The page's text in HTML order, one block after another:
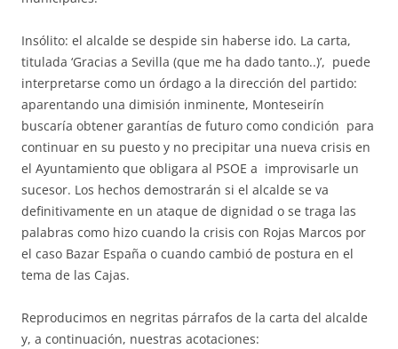
Insólito: el alcalde se despide sin haberse ido. La carta,
titulada ‘Gracias a Sevilla (que me ha dado tanto..)’, puede
interpretarse como un órdago a la dirección del partido:
aparentando una dimisión inminente, Monteseirín
buscaría obtener garantías de futuro como condición para
continuar en su puesto y no precipitar una nueva crisis en
el Ayuntamiento que obligara al PSOE a improvisarle un
sucesor. Los hechos demostrarán si el alcalde se va
definitivamente en un ataque de dignidad o se traga las
palabras como hizo cuando la crisis con Rojas Marcos por
el caso Bazar España o cuando cambió de postura en el
tema de las Cajas.
Reproducimos en negritas párrafos de la carta del alcalde
y, a continuación, nuestras acotaciones: